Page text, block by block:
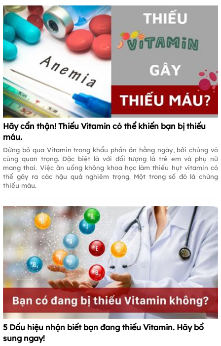
Hãy cẩn thận! Thiếu Vitamin có thể khiến bạn bị thiếu
máu.
Đừng bỏ qua Vitamin trong khẩu phần ăn hằng ngày, bởi chúng vô
cùng quan trọng. Đặc biệt là với đối tượng là trẻ em và phụ nữ
mang thai. Việc ăn uống không khoa học làm thiếu hụt vitamin có
thể gây ra các hậu quả nghiêm trọng. Một trong số đó là chứng
thiếu máu.
5 Dấu hiệu nhận biết bạn đang thiếu Vitamin. Hãy bổ
sung ngay!